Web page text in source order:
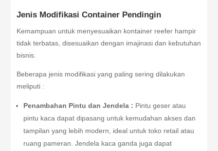
Jenis Modifikasi Container Pendingin
Kemampuan untuk menyesuaikan kontainer reefer hampir
tidak terbatas, disesuaikan dengan imajinasi dan kebutuhan
bisnis.
Beberapa jenis modifikasi yang paling sering dilakukan
meliputi :
Penambahan Pintu dan Jendela : Pintu geser atau
pintu kaca dapat dipasang untuk kemudahan akses dan
tampilan yang lebih modern, ideal untuk toko retail atau
ruang pameran. Jendela kaca ganda juga dapat